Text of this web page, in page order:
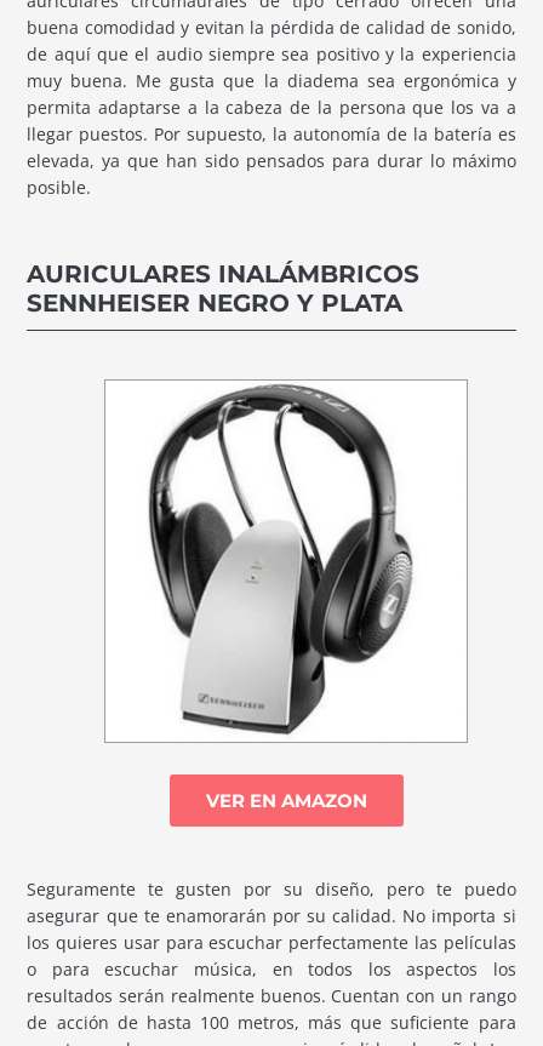
buena comodidad y evitan la pérdida de calidad de sonido,
de aquí que el audio siempre sea positivo y la experiencia
muy buena. Me gusta que la diadema sea ergonómica y
permita adaptarse a la cabeza de la persona que los va a
llegar puestos. Por supuesto, la autonomía de la batería es
elevada, ya que han sido pensados para durar lo máximo
posible.
AURICULARES INALÁMBRICOS
SENNHEISER NEGRO Y PLATA
VER EN AMAZON
Seguramente te gusten por su diseño, pero te puedo
asegurar que te enamorarán por su calidad. No importa si
los quieres usar para escuchar perfectamente las películas
o para escuchar música, en todos los aspectos los
resultados serán realmente buenos. Cuentan con un rango
de acción de hasta 100 metros, más que suficiente para